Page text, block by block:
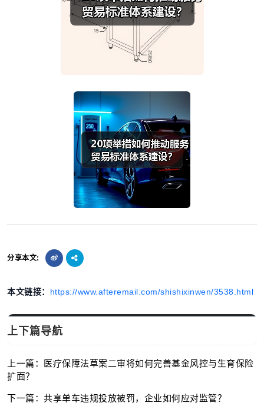
分享本文:
本文链接： https://www.afteremail.com/shishixinwen/3538.html
上下篇导航
上一篇：医疗保障法草案二审将如何完善基金风控与生育保险
扩面？
下一篇：共享单车违规投放被罚，企业如何应对监管？